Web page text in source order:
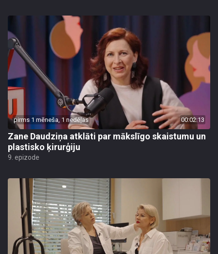
pirms 1 mēneša, 1 nedēļas 00:02:13
Zane Daudziņa atklāti par mākslīgo skaistumu un
plastisko ķirurģiju
9. epizode